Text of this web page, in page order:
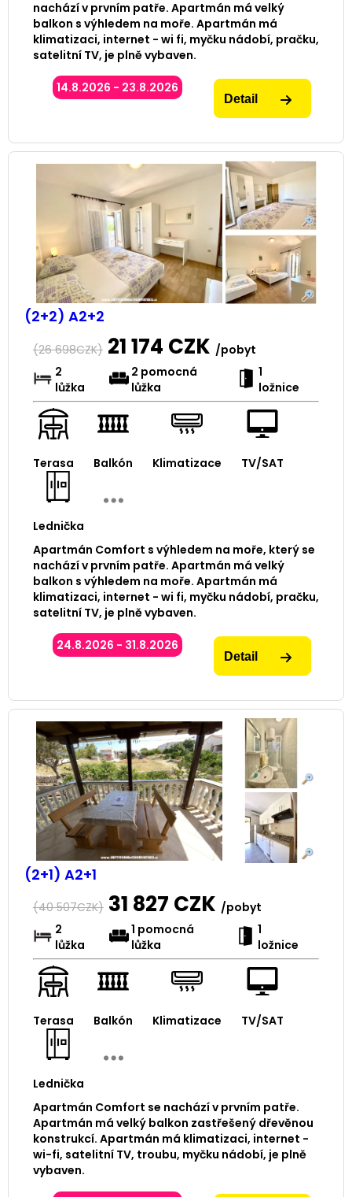
nachází v prvním patře. Apartmán má velký
balkon s výhledem na moře. Apartmán má
klimatizaci, internet - wi fi, myčku nádobí, pračku,
satelitní TV, je plně vybaven.
14.8.2026 - 23.8.2026
Detail
(2+2) A2+2
(26 698CZK) 21 174 CZK /pobyt
2
lůžka
2 pomocná
lůžka
1
ložnice
Terasa Balkón Klimatizace TV/SAT
Lednička
Apartmán Comfort s výhledem na moře, který se
nachází v prvním patře. Apartmán má velký
balkon s výhledem na moře. Apartmán má
klimatizaci, internet - wi fi, myčku nádobí, pračku,
satelitní TV, je plně vybaven.
24.8.2026 - 31.8.2026
Detail
(2+1) A2+1
(40 507CZK) 31 827 CZK /pobyt
2
lůžka
1 pomocná
lůžka
1
ložnice
Terasa Balkón Klimatizace TV/SAT
Lednička
Apartmán Comfort se nachází v prvním patře.
Apartmán má velký balkon zastřešený dřevěnou
konstrukcí. Apartmán má klimatizaci, internet -
wi-fi, satelitní TV, troubu, myčku nádobí, je plně
vybaven.